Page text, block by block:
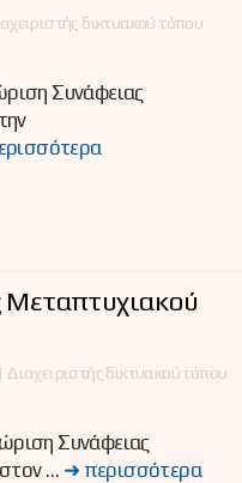
δικτυακού τόπου
Συνάφειας
δικτυακού τόπου
Συνάφειας
… ➜ περισσότερα